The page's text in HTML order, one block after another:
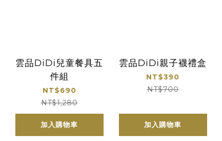
雲品DiDi兒童餐具五
件組
NT$690
NT$1,280
加入購物車
雲品DiDi親子襪禮盒
NT$390
NT$700
加入購物車